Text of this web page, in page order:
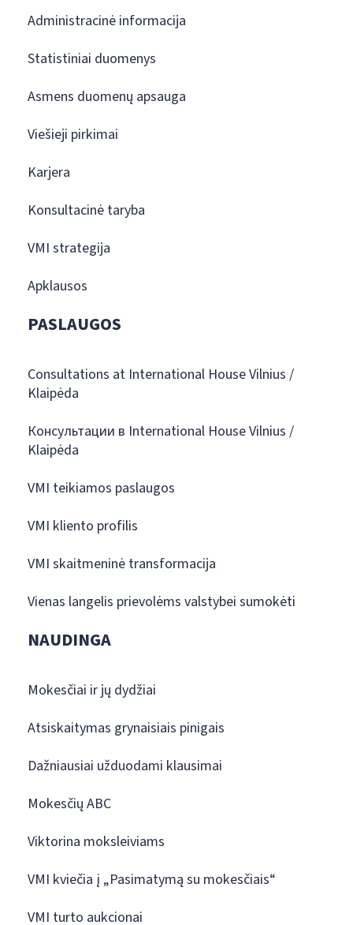
Administracinė informacija
Statistiniai duomenys
Asmens duomenų apsauga
Viešieji pirkimai
Karjera
Konsultacinė taryba
VMI strategija
Apklausos
PASLAUGOS
Consultations at International House Vilnius /
Klaipėda
Консультации в International House Vilnius /
Klaipėda
VMI teikiamos paslaugos
VMI kliento profilis
VMI skaitmeninė transformacija
Vienas langelis prievolėms valstybei sumokėti
NAUDINGA
Mokesčiai ir jų dydžiai
Atsiskaitymas grynaisiais pinigais
Dažniausiai užduodami klausimai
Mokesčių ABC
Viktorina moksleiviams
VMI kviečia į „Pasimatymą su mokesčiais“
VMI turto aukcionai